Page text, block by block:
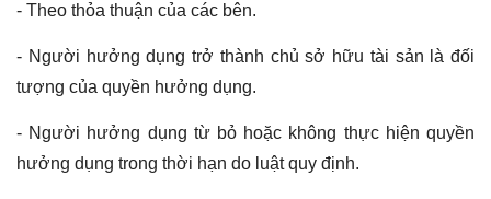
- Theo thỏa thuận của các bên.
- Người hưởng dụng trở thành chủ sở hữu tài sản là đối
tượng của quyền hưởng dụng.
- Người hưởng dụng từ bỏ hoặc không thực hiện quyền
hưởng dụng trong thời hạn do luật quy định.